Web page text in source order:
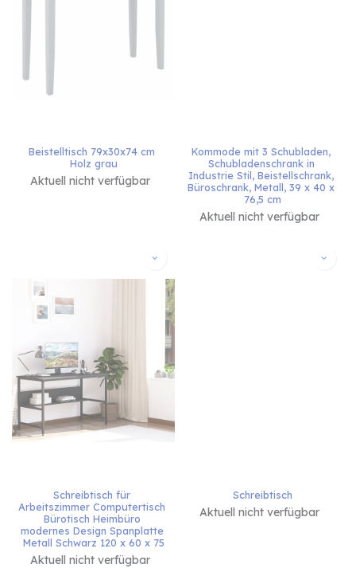
Beistelltisch 79x30x74 cm
Holz grau
Aktuell nicht verfügbar
Kommode mit 3 Schubladen,
Schubladenschrank in
Industrie Stil, Beistellschrank,
Büroschrank, Metall, 39 x 40 x
76,5 cm
Aktuell nicht verfügbar
Schreibtisch für
Arbeitszimmer Computertisch
Bürotisch Heimbüro
modernes Design Spanplatte
Metall Schwarz 120 x 60 x 75
Aktuell nicht verfügbar
Schreibtisch
Aktuell nicht verfügbar